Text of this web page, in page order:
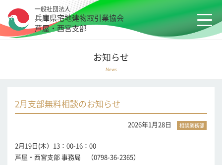
一般社団法人
兵庫県宅地建物取引業協会
芦屋・西宮支部
お知らせ
News
2月支部無料相談のお知らせ
2026年1月28日
2月19日(木）13：00-16：00
芦屋・西宮支部 事務局 （0798-36-2365）